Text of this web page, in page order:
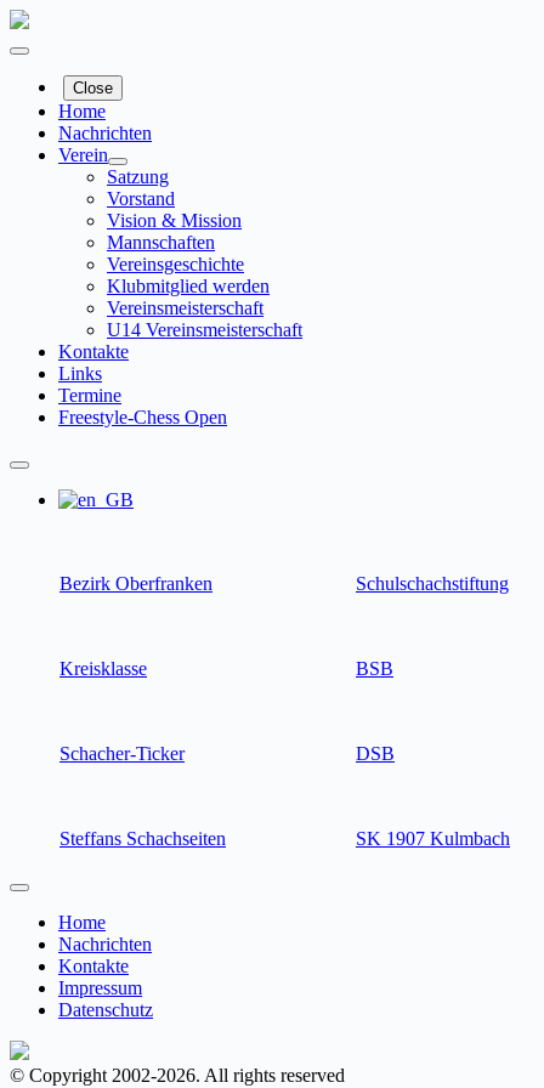
Zum
Close
Home
Nachrichten
Verein
Satzung
Vorstand
Vision & Mission
Mannschaften
Vereinsgeschichte
Klubmitglied werden
Vereinsmeisterschaft
U14 Vereinsmeisterschaft
Kontakte
Links
Termine
Freestyle-Chess Open
Bezirk Oberfranken Schulschachstiftung
Kreisklasse BSB
Schacher-Ticker DSB
Steffans Schachseiten SK 1907 Kulmbach
Home
Nachrichten
Kontakte
Impressum
Datenschutz
© Copyright 2002-2026. All rights reserved